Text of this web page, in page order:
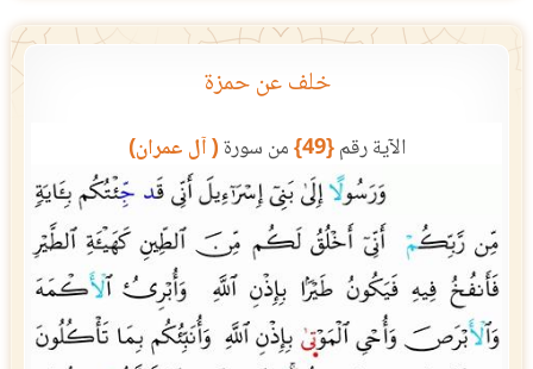
خلف عن حمزة
الآية رقم{49} من سورة( آل عمران)